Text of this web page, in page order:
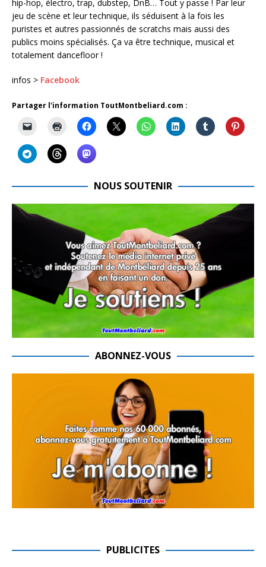
hip-hop, électro, trap, dubstep, DnB… Tout y passe ! Par leur
jeu de scène et leur technique, ils séduisent à la fois les
puristes et autres passionnés de scratchs mais aussi des
publics moins spécialisés. Ça va être technique, musical et
totalement dancefloor !
infos > Facebook
Partager l'information ToutMontbeliard.com :
NOUS SOUTENIR
ABONNEZ-VOUS
PUBLICITES